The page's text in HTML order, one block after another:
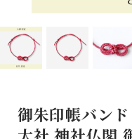
御朱印帳バン